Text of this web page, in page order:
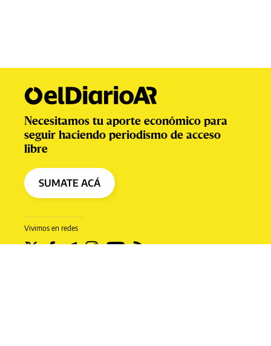
Vivimos en redes
Necesitamos tu aporte económico para
seguir haciendo periodismo de acceso
libre
SUMATE ACÁ